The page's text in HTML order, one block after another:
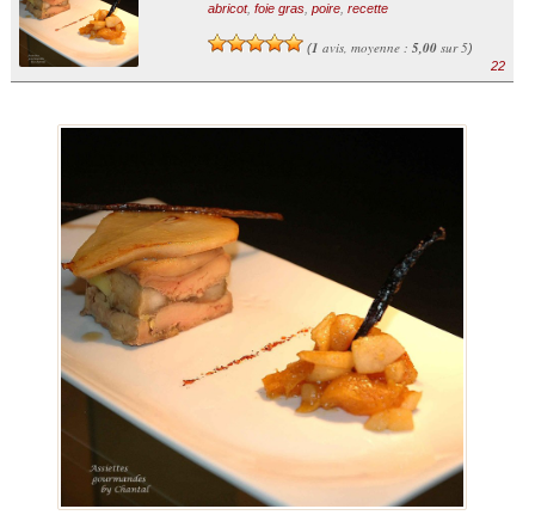
abricot, foie gras, poire, recette
(1 avis, moyenne : 5,00sur 5)
22